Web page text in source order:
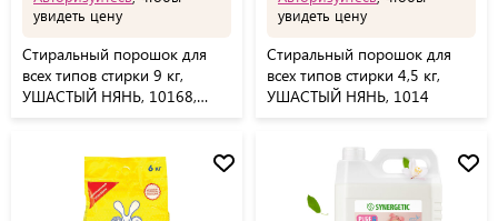
увидеть цену
Стиральный порошок для
всех типов стирки 9 кг,
УШАСТЫЙ НЯНЬ, 10168,
увидеть цену
Стиральный порошок для
всех типов стирки 4,5 кг,
УШАСТЫЙ НЯНЬ, 1014